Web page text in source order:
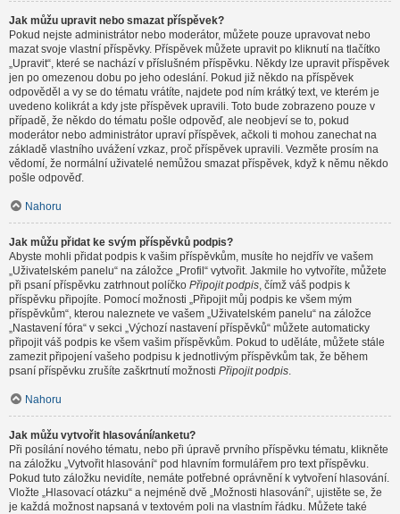
Jak můžu upravit nebo smazat příspěvek?
Pokud nejste administrátor nebo moderátor, můžete pouze upravovat nebo
mazat svoje vlastní příspěvky. Příspěvek můžete upravit po kliknutí na tlačítko
„Upravit“, které se nachází v příslušném příspěvku. Někdy lze upravit příspěvek
jen po omezenou dobu po jeho odeslání. Pokud již někdo na příspěvek
odpověděl a vy se do tématu vrátíte, najdete pod ním krátký text, ve kterém je
uvedeno kolikrát a kdy jste příspěvek upravili. Toto bude zobrazeno pouze v
případě, že někdo do tématu pošle odpověď, ale neobjeví se to, pokud
moderátor nebo administrátor upraví příspěvek, ačkoli ti mohou zanechat na
základě vlastního uvážení vzkaz, proč příspěvek upravili. Vezměte prosím na
vědomí, že normální uživatelé nemůžou smazat příspěvek, když k němu někdo
pošle odpověď.
Nahoru
Jak můžu přidat ke svým příspěvků podpis?
Abyste mohli přidat podpis k vašim příspěvkům, musíte ho nejdřív ve vašem
„Uživatelském panelu“ na záložce „Profil“ vytvořit. Jakmile ho vytvoříte, můžete
při psaní příspěvku zatrhnout políčko Připojit podpis, čímž váš podpis k
příspěvku připojíte. Pomocí možnosti „Připojit můj podpis ke všem mým
příspěvkům“, kterou naleznete ve vašem „Uživatelském panelu“ na záložce
„Nastavení fóra“ v sekci „Výchozí nastavení příspěvků“ můžete automaticky
připojit váš podpis ke všem vašim příspěvkům. Pokud to uděláte, můžete stále
zamezit připojení vašeho podpisu k jednotlivým příspěvkům tak, že během
psaní příspěvku zrušíte zaškrtnutí možnosti Připojit podpis.
Nahoru
Jak můžu vytvořit hlasování/anketu?
Při posílání nového tématu, nebo při úpravě prvního příspěvku tématu, klikněte
na záložku „Vytvořit hlasování“ pod hlavním formulářem pro text příspěvku.
Pokud tuto záložku nevidíte, nemáte potřebné oprávnění k vytvoření hlasování.
Vložte „Hlasovací otázku“ a nejméně dvě „Možnosti hlasování“, ujistěte se, že
je každá možnost napsaná v textovém poli na vlastním řádku. Můžete také